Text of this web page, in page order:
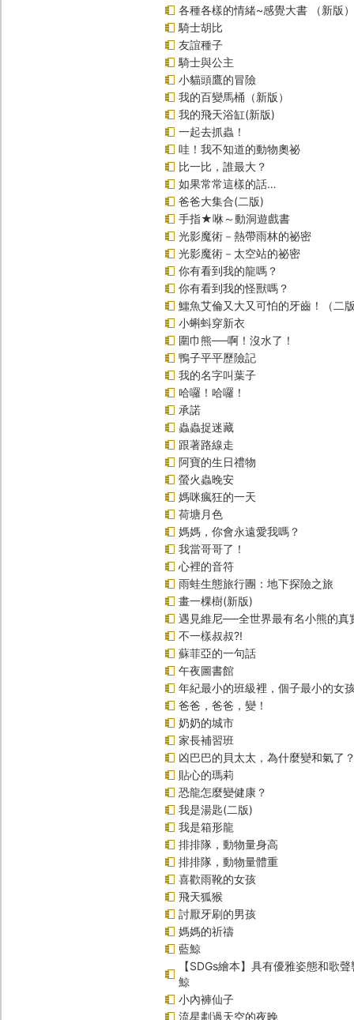
各種各樣的情緒~感覺大書 （新版）
騎士胡比
友誼種子
騎士與公主
小貓頭鷹的冒險
我的百變馬桶（新版）
我的飛天浴缸(新版)
一起去抓蟲！
哇！我不知道的動物奧祕
比一比，誰最大？
如果常常這樣的話…
爸爸大集合(二版)
手指★咻～動洞遊戲書
光影魔術－熱帶雨林的祕密
光影魔術－太空站的祕密
你有看到我的龍嗎？
你有看到我的怪獸嗎？
鱷魚艾倫又大又可怕的牙齒！（二
小蝌蚪穿新衣
圍巾熊──啊！沒水了！
鴨子平平歷險記
我的名字叫葉子
哈囉！哈囉！
承諾
蟲蟲捉迷藏
跟著路線走
阿寶的生日禮物
螢火蟲晚安
媽咪瘋狂的一天
荷塘月色
媽媽，你會永遠愛我嗎？
我當哥哥了！
心裡的音符
雨蛙生態旅行團：地下探險之旅
畫一棵樹(新版)
遇見維尼──全世界最有名小熊的真
不一樣叔叔?!
蘇菲亞的一句話
午夜圖書館
年紀最小的班級裡，個子最小的女
爸爸，爸爸，變！
奶奶的城市
家長補習班
凶巴巴的貝太太，為什麼變和氣了
貼心的瑪莉
恐龍怎麼變健康？
我是湯匙(二版)
我是箱形龍
排排隊，動物量身高
排排隊，動物量體重
喜歡雨靴的女孩
飛天狐猴
討厭牙刷的男孩
媽媽的祈禱
藍鯨
【SDGs繪本】具有優雅姿態和歌
鯨
小內褲仙子
流星劃過天空的夜晚